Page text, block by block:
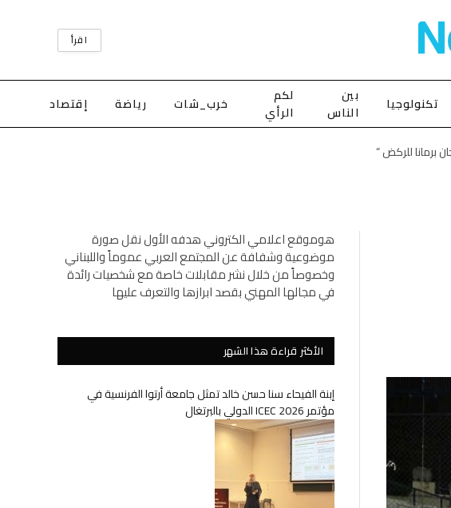
اقرأ
تكنولوجيا
بين
الناس
لكم
الرأي
خرب_شات رياضة إقتصاد
برمانا للركض “
هوموقع اعلامي الكتروني هدفه الأول نقل صورة
موضوعية وشفافة عن المجتمع العربي عموماً واللبناني
وخصوصاً من خلال نشر مقابلات خاصة مع شخصيات رائدة
في مجالها المهني بقصد ابرازها والتعرف عليها
الأكثر قراءة هذا الشهر
إبنة الفيحاء سنا حسن خالد تمثل جامعة أرتوا الفرنسية في
مؤتمر ICEC 2026 الدولي بالبرتغال